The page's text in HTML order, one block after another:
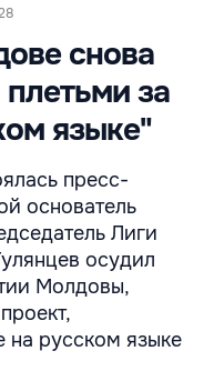
снова
плетьми за
языке"
пресс-
основатель
Лиги
осудил
Молдовы,
русском языке